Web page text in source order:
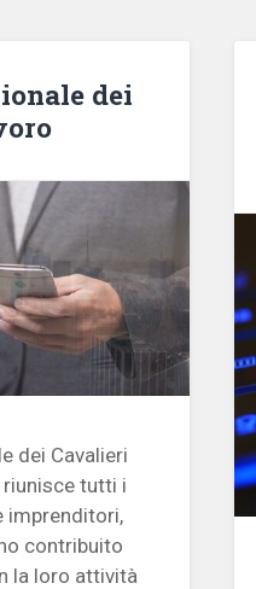
dei
dei Cavalieri
riunisce tutti i
imprenditori,
contribuito
la loro attività